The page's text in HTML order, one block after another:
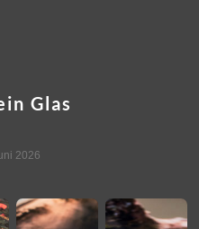
Glas
2026